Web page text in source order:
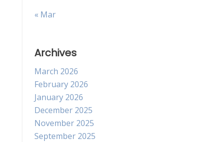
« Mar
Archives
March 2026
February 2026
January 2026
December 2025
November 2025
September 2025